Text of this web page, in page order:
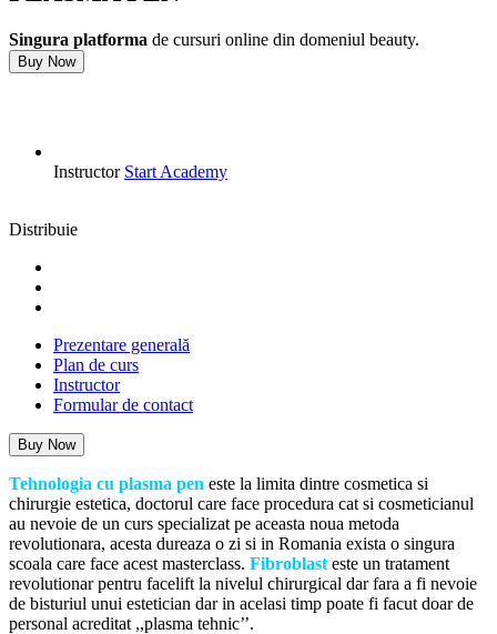
Singura platforma de cursuri online din domeniul beauty.
Buy Now
Instructor Start Academy
Distribuie
Prezentare generală
Plan de curs
Instructor
Formular de contact
Buy Now
Tehnologia cu plasma pen este la limita dintre cosmetica si
chirurgie estetica, doctorul care face procedura cat si cosmeticianul
au nevoie de un curs specializat pe aceasta noua metoda
revolutionara, acesta dureaza o zi si in Romania exista o singura
scoala care face acest masterclass. Fibroblast este un tratament
revolutionar pentru facelift la nivelul chirurgical dar fara a fi nevoie
de bisturiul unui estetician dar in acelasi timp poate fi facut doar de
personal acreditat ,,plasma tehnic’’.